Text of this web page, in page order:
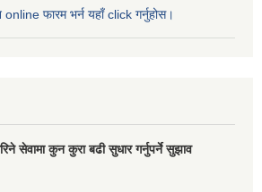
फारम भर्न यहाँ click गर्नुहोस।
सेवामा कुन कुरा बढी सुधार गर्नुपर्ने सुझाव